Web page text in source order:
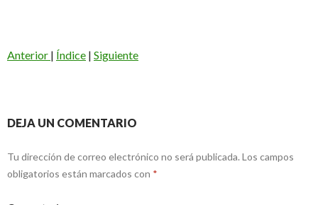
Anterior | Índice | Siguiente
DEJA UN COMENTARIO
Tu dirección de correo electrónico no será publicada. Los campos
obligatorios están marcados con *